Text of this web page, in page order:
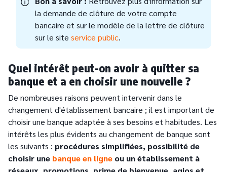
la demande de clôture de votre compte
bancaire et sur le modèle de la lettre de clôture
sur le site service public.
Quel intérêt peut-on avoir à quitter sa
banque et a en choisir une nouvelle ?
De nombreuses raisons peuvent intervenir dans le
changement d'établissement bancaire ; il est important de
choisir une banque adaptée à ses besoins et habitudes. Les
intérêts les plus évidents au changement de banque sont
les suivants : procédures simplifiées, possibilité de
choisir une banque en ligne ou un établissement à